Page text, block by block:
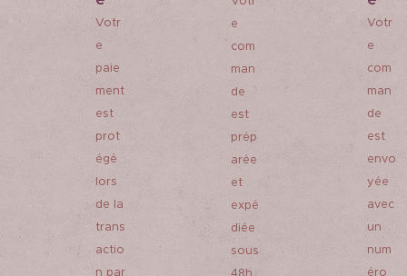
Votr
e
paie
ment
est
prot
égé
lors
de la
trans
actio
n par
e
com
man
de
est
prép
arée
et
expé
diée
sous
Votr
e
com
man
de
est
envo
yée
avec
un
num
éro